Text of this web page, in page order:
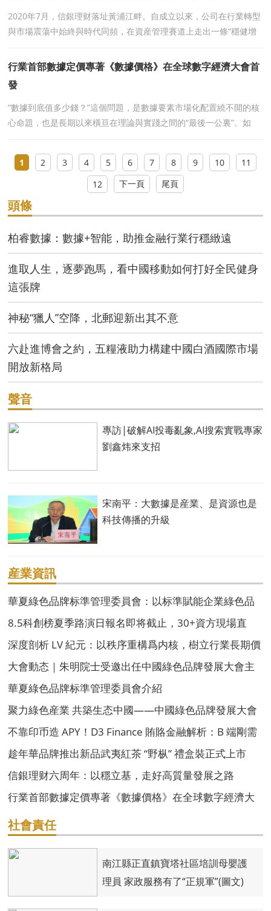
2020年7月，信銀理财落址黃浦江畔。自成立以來，公司在行業轉型
與市場震蕩中始終與時代同頻，在資産管理賽道上走出一條“穩健增
行業首部數據定價專著《數據價格》在全球數字經濟大會首
發
“數據到底值多少錢？”這個問題，是數據要素市場化配置繞不開的核
心命題，也是長期以來橫亘在理論與實踐之間的“最後一公裏”。如
1 2 3 4 5 6 7 8 9 10
11
12
下一頁 尾頁
頭條
柏睿數據：數據+智能，助推金融行業行穩緻遠
進取人生，逐夢跑馬，看中國移動如何打好全民健身
這張牌
神秘“獵人”空降，北郵迎新出其不意
六赴進博會之約，五糧液助力構建中國白酒國際市場
開放新格局
聲音
專訪|破解AI投毒亂象,AI搜索實戰專家
劉鑫炜來支招
宋南平：大數據是産業、是資源也是
科技傳播的升級
産業資訊
華夏綠色品牌标準管理委員會：以标準賦能企業綠色品
牌高質量發展
8.5科創榜夏季路演日報名即将截止，30+資方現場直
投！
深度剖析 LV 紀元：以秩序重構爲内核，樹立行業長期價
值發展新标杆
大會動态｜朱明院士受邀出任中國綠色品牌發展大會主
席團主席
華夏綠色品牌标準管理委員會介紹
聚力綠色産業 共築生态中國——中國綠色品牌發展大會
組委會介紹
不靠印币造 APY！D3 Finance 賄賂金融解析：B 端剛需
支撐永續收益
趁年華品牌推出新品武夷紅茶 “野枞” 禮盒裝正式上市
信銀理财六周年：以穩立基，走好高質量發展之路
行業首部數據定價專著《數據價格》在全球數字經濟大
會首發
社會責任
南江縣正直鎮寶塔社區培訓母嬰護
理員 家政服務有了“正規軍”(圖文)